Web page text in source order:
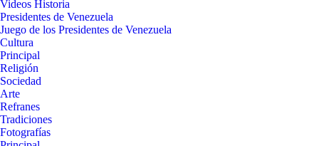
Videos Historia
Presidentes de Venezuela
Juego de los Presidentes de Venezuela
Cultura
Principal
Religión
Sociedad
Arte
Refranes
Tradiciones
Fotografías